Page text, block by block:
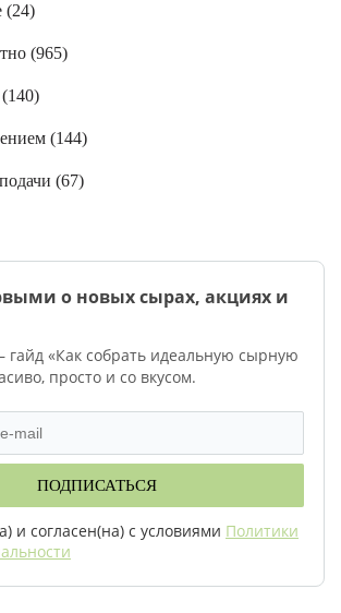
(24)
(965)
140)
(144)
(67)
о новых сырах, акциях и
гайд «Как собрать идеальную сырную
просто и со вкусом.
ПОДПИСАТЬСЯ
и согласен(на) с условиями Политики